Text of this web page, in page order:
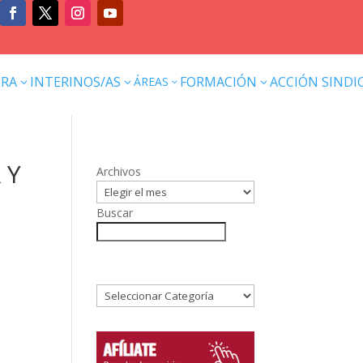
3 INTERINOS/AS 3ÁREAS 3 FORMACIÓN 3 ACCIÓN
Archivos
Buscar